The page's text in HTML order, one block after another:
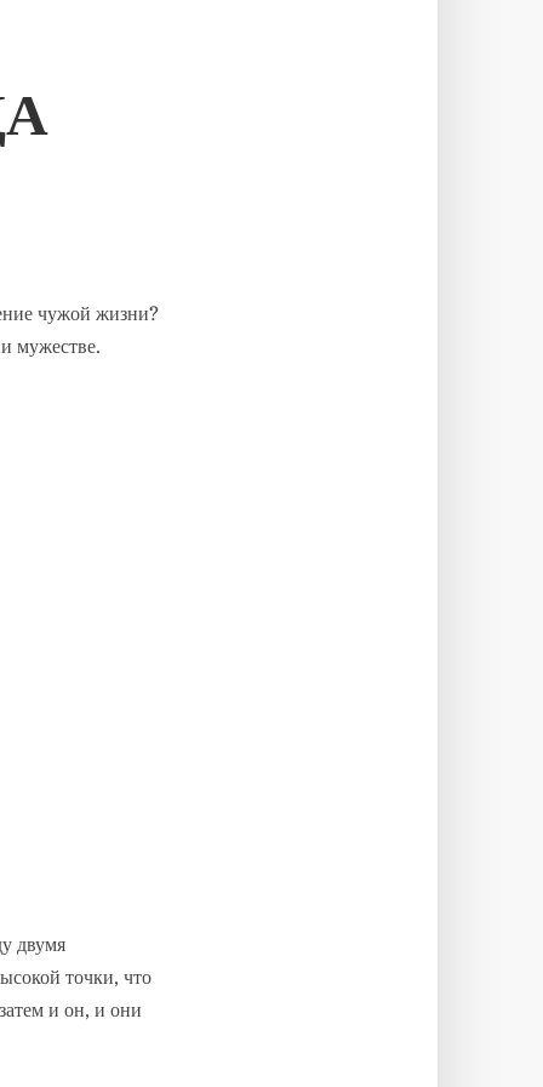
чужой жизни?
мужестве.
двумя
точки, что
и он, и они